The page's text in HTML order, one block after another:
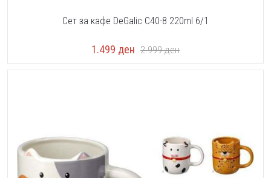
Сет за кафе DeGalic C40-8 220ml 6/1
1.499 ден 2.999ден